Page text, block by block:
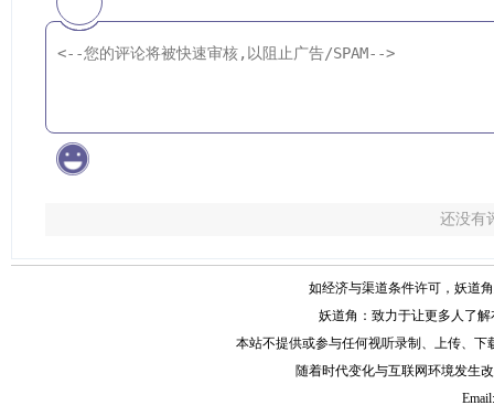
还没有
如经济与渠道条件许可，妖道
妖道角：致力于让更多人了
本站不提供或参与任何视听录制、上传、
随着时代变化与互联网环境发生